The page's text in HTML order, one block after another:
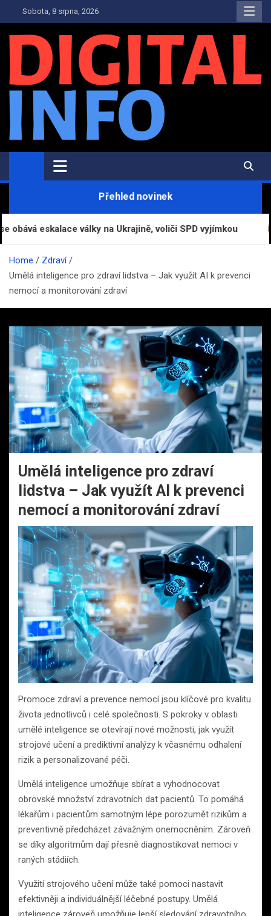
to
content
Sobota, 8 srpna, 2026
Digital-Info.cz
Zpravodajství, informace a novinky
Přehled novinek
války na Ukrajině, voliči SPD vyjímkou
Home
Zdraví
Umělá inteligence pro zdraví lidstva – Jak využít AI k prevenci
nemocí a monitorování zdraví
Umělá inteligence pro zdraví
lidstva – Jak využít AI k prevenci
nemocí a monitorování zdraví
Promoce zdraví a prevence nemocí jsou klíčové pro kvalitu
života jednotlivců i celé společnosti. S pokroky v oblasti
umělé inteligence se otevírají nové možnosti, jak využít
strojové učení a prediktivní analýzy k včasnému odhalení
rizik a personalizované péči.
Umělá inteligence umožňuje sbírat a vyhodnocovat
obrovské množství zdravotních dat pacientů. To pomáhá
lékařům i pacientům samotným lépe porozumět rizikům a
preventivně předcházet závažným onemocněním. Zároveň
se díky algoritmům dají přesně diagnostikovat nemoci v
raných stádiích.
Využití strojového učení může také pomoci nastavit
efektivněji a individuálnější léčebné postupy. Umělá